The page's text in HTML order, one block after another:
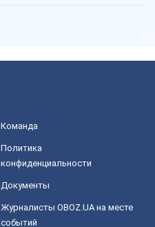
Команда
Политика
конфиденциальности
Документы
Журналисты OBOZ.UA на месте
событий